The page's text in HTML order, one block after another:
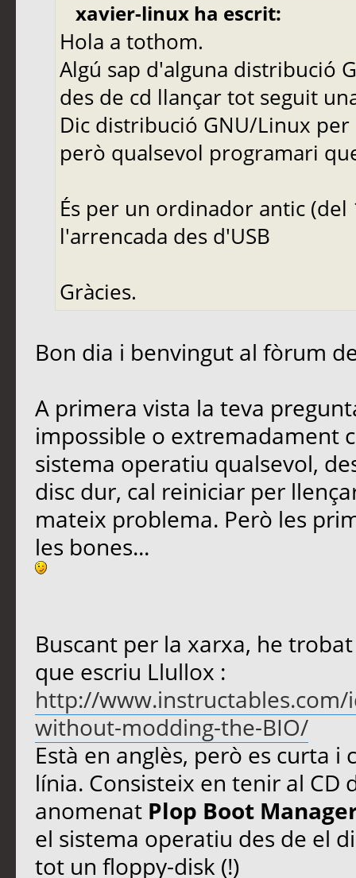
xavier-linux ha escrit:
Hola a tothom.
Algú sap d'alguna distribució
des de cd llançar tot seguit
Dic distribució GNU/Linux
però qualsevol programari
És per un ordinador antic
l'arrencada des d'USB
Gràcies.
Bon dia i benvingut al fòrum
A primera vista la teva
impossible o extremadament
sistema operatiu qualsevol,
disc dur, cal reiniciar per
mateix problema. Però les
les bones...
Buscant per la xarxa, he
que escriu Llullox :
http://
without-modding-the-BIO/
Està en anglès, però es curta
línia. Consisteix en tenir al CD
anomenat Plop Boot
el sistema operatiu des de el
tot un floppy-disk (!)